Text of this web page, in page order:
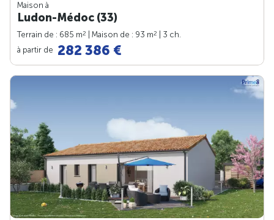
Maison à
Ludon-Médoc (33)
Terrain de : 685 m2 | Maison de : 93 m2
| 3 ch.
à partir de 282 386 €